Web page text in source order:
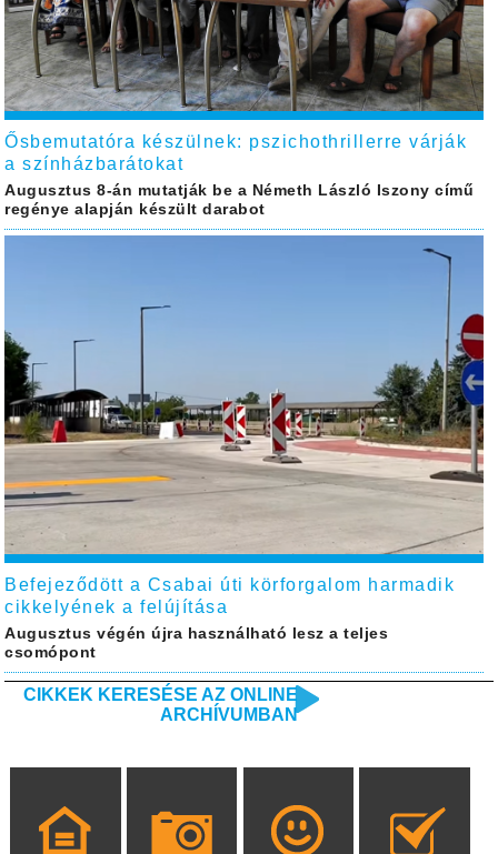
Ősbemutatóra készülnek: pszichothrillerre várják
a színházbarátokat
Augusztus 8-án mutatják be a Németh László Iszony című
regénye alapján készült darabot
Befejeződött a Csabai úti körforgalom harmadik
cikkelyének a felújítása
Augusztus végén újra használható lesz a teljes
csomópont
CIKKEK KERESÉSE AZ ONLINE
ARCHÍVUMBAN